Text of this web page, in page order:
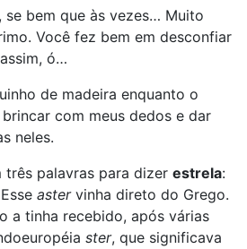
se bem que às vezes… Muito
Você fez bem em desconfiar
ó…
de madeira enquanto o
com meus dedos e dar
neles.
três palavras para dizer estrela:
astervinha direto do Grego.
a tinha recebido, após várias
ster, que significava